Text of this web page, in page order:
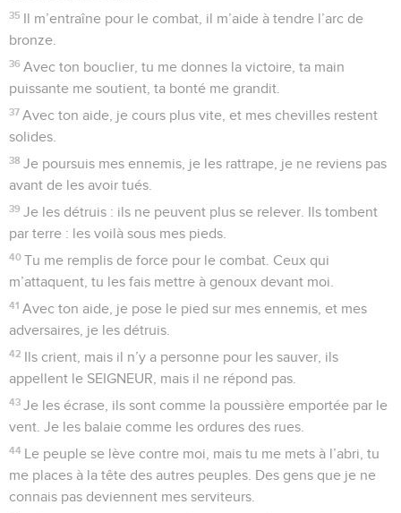
35 Il m’entraîne pour le combat, il m’aide à tendre l’arc de
bronze.
36 Avec ton bouclier, tu me donnes la victoire, ta main
puissante me soutient, ta bonté me grandit.
37 Avec ton aide, je cours plus vite, et mes chevilles restent
solides.
38 Je poursuis mes ennemis, je les rattrape, je ne reviens pas
avant de les avoir tués.
39 Je les détruis : ils ne peuvent plus se relever. Ils tombent
par terre : les voilà sous mes pieds.
40 Tu me remplis de force pour le combat. Ceux qui
m’attaquent, tu les fais mettre à genoux devant moi.
41 Avec ton aide, je pose le pied sur mes ennemis, et mes
adversaires, je les détruis.
42 Ils crient, mais il n’y a personne pour les sauver, ils
appellent le SEIGNEUR, mais il ne répond pas.
43 Je les écrase, ils sont comme la poussière emportée par le
vent. Je les balaie comme les ordures des rues.
44 Le peuple se lève contre moi, mais tu me mets à l’abri, tu
me places à la tête des autres peuples. Des gens que je ne
connais pas deviennent mes serviteurs.